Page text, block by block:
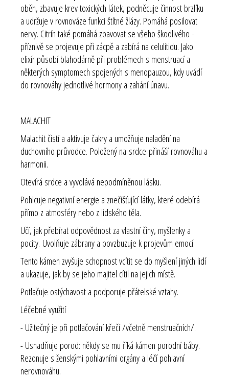
oběh, zbavuje krev toxických látek, podněcuje činnost brzlíku
a udržuje v rovnováze funkci štítné žlázy. Pomáhá posilovat
nervy. Citrín také pomáhá zbavovat se všeho škodlivého -
příznivě se projevuje při zácpě a zabírá na celulitidu. Jako
elixír působí blahodárně při problémech s menstruací a
některých symptomech spojených s menopauzou, kdy uvádí
do rovnováhy jednotlivé hormony a zahání únavu.
MALACHIT
Malachit čistí a aktivuje čakry a umožňuje naladění na
duchovního průvodce. Položený na srdce přináší rovnováhu a
harmonii.
Otevírá srdce a vyvolává nepodmíněnou lásku.
Pohlcuje negativní energie a znečišťující látky, které odebírá
přímo z atmosféry nebo z lidského těla.
Učí, jak přebírat odpovědnost za vlastní činy, myšlenky a
pocity. Uvolňuje zábrany a povzbuzuje k projevům emocí.
Tento kámen zvyšuje schopnost vcítit se do myšlení jiných lidí
a ukazuje, jak by se jeho majitel cítil na jejich místě.
Potlačuje ostýchavost a podporuje přátelské vztahy.
Léčebné využití
- Užitečný je při potlačování křečí /včetně menstruačních/.
- Usnadňuje porod: někdy se mu říká kámen porodní báby.
Rezonuje s ženskými pohlavními orgány a léčí pohlavní
nerovnováhu.